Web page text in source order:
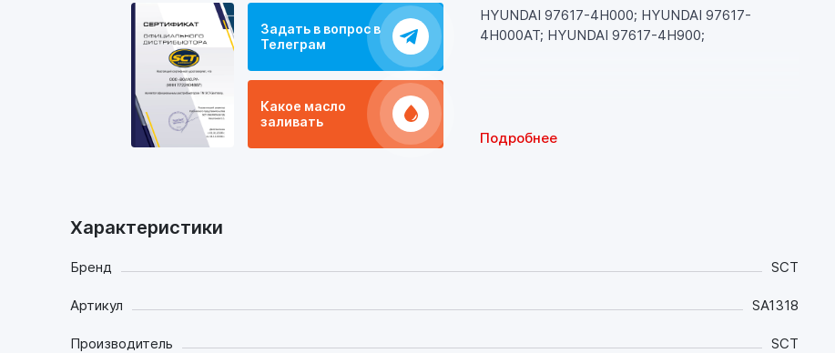
Задать в вопрос в
Телеграм
Какое масло
заливать
HYUNDAI 97617-4H000; HYUNDAI 97617-
4H000AT; HYUNDAI 97617-4H900;
Подробнее
Характеристики
Бренд SCT
Артикул SA1318
Производитель SCT